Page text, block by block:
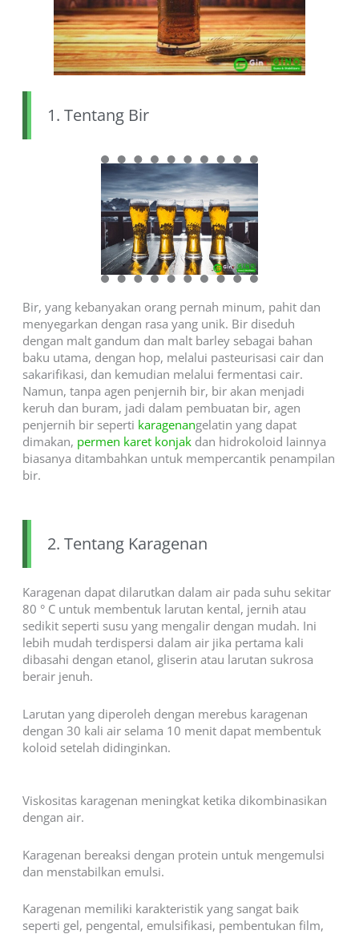
1. Tentang Bir
Bir, yang kebanyakan orang pernah minum, pahit dan
menyegarkan dengan rasa yang unik. Bir diseduh
dengan malt gandum dan malt barley sebagai bahan
baku utama, dengan hop, melalui pasteurisasi cair dan
sakarifikasi, dan kemudian melalui fermentasi cair.
Namun, tanpa agen penjernih bir, bir akan menjadi
keruh dan buram, jadi dalam pembuatan bir, agen
penjernih bir seperti karagenangelatin yang dapat
dimakan, permen karet konjakdan hidrokoloid lainnya
biasanya ditambahkan untuk mempercantik penampilan
bir.
2. Tentang Karagenan
Karagenan dapat dilarutkan dalam air pada suhu sekitar
80 ° C untuk membentuk larutan kental, jernih atau
sedikit seperti susu yang mengalir dengan mudah. Ini
lebih mudah terdispersi dalam air jika pertama kali
dibasahi dengan etanol, gliserin atau larutan sukrosa
berair jenuh.
Larutan yang diperoleh dengan merebus karagenan
dengan 30 kali air selama 10 menit dapat membentuk
koloid setelah didinginkan.
Viskositas karagenan meningkat ketika dikombinasikan
dengan air.
Karagenan bereaksi dengan protein untuk mengemulsi
dan menstabilkan emulsi.
Karagenan memiliki karakteristik yang sangat baik
seperti gel, pengental, emulsifikasi, pembentukan film,